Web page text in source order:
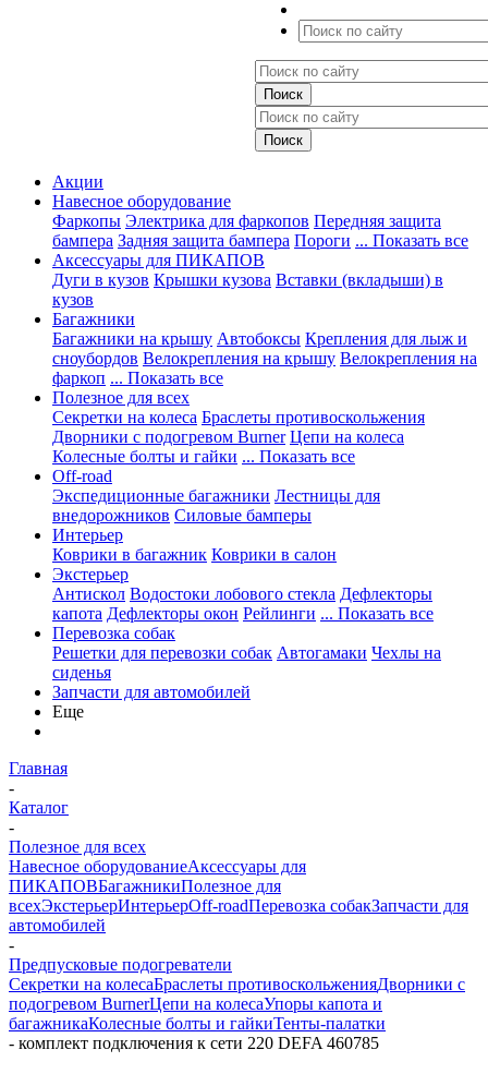
Акции
Навесное оборудование
Фаркопы Электрика для фаркопов Передняя защита
бампера Задняя защита бампера Пороги ... Показать все
Аксессуары для ПИКАПОВ
Дуги в кузов Крышки кузова Вставки (вкладыши) в
кузов
Багажники
Багажники на крышу Автобоксы Крепления для лыж и
сноубордов Велокрепления на крышу Велокрепления на
фаркоп ... Показать все
Полезное для всех
Секретки на колеса Браслеты противоскольжения
Дворники с подогревом Burner Цепи на колеса
Колесные болты и гайки ... Показать все
Off-road
Экспедиционные багажники Лестницы для
внедорожников Силовые бамперы
Интерьер
Коврики в багажник Коврики в салон
Экстерьер
Антискол Водостоки лобового стекла Дефлекторы
капота Дефлекторы окон Рейлинги ... Показать все
Перевозка собак
Решетки для перевозки собак Автогамаки Чехлы на
сиденья
Запчасти для автомобилей
Еще
Главная
-
Каталог
-
Полезное для всех
Навесное оборудованиеАксессуары для
ПИКАПОВБагажникиПолезное для
всехЭкстерьерИнтерьерOff-roadПеревозка собакЗапчасти для
автомобилей
-
Предпусковые подогреватели
Секретки на колесаБраслеты противоскольженияДворники с
подогревом BurnerЦепи на колесаУпоры капота и
багажникаКолесные болты и гайкиТенты-палатки
- комплект подключения к сети 220 DEFA 460785